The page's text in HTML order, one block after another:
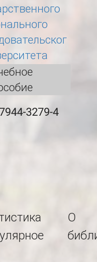
3279-4
О